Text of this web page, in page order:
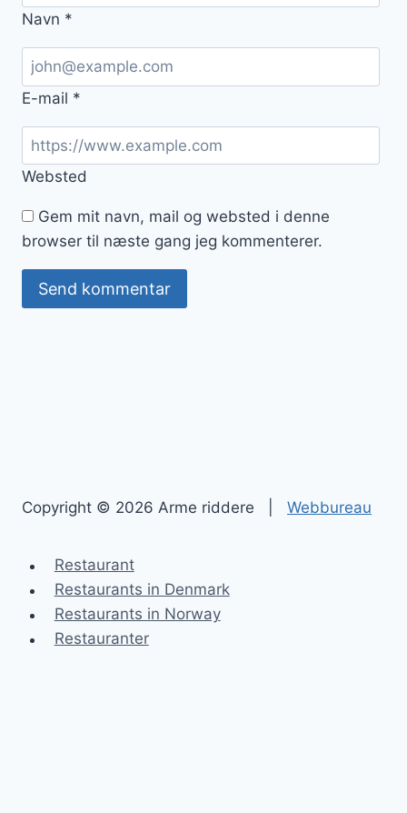
Navn *
E-mail *
Websted
Gem mit navn, mail og websted i denne
browser til næste gang jeg kommenterer.
Copyright © 2026 Arme riddere | Webbureau
Restaurant
Restaurants in Denmark
Restaurants in Norway
Restauranter